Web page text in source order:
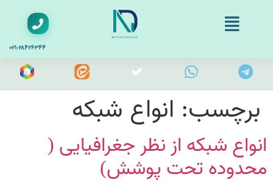
۰۲۱-۲۸۴۲۶۳۴۴
برچسب: انواع شبکه
انواع شبکه از نظر جغرافیایی (
محدوده تحت پوشش)